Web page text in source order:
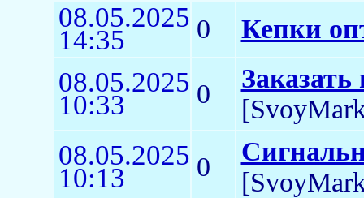
08.05.2025
14:35 0 Кепки
08.05.2025
10:33 0
Заказать
08.05.2025
10:13 0